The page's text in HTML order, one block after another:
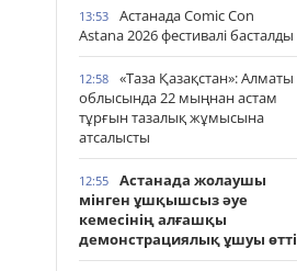
13:53
Астанада Comic Con
Astana 2026 фестивалі басталды
12:58
«Таза Қазақстан»: Алматы
облысында 22 мыңнан астам
тұрғын тазалық жұмысына
атсалысты
12:55
Астанада жолаушы
мінген ұшқышсыз әуе
кемесінің алғашқы
демонстрациялық ұшуы өтті